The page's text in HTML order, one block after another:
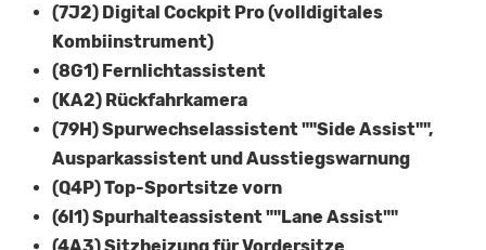
(7J2) Digital Cockpit Pro (volldigitales
Kombiinstrument)
(8G1) Fernlichtassistent
(KA2) Rückfahrkamera
(79H) Spurwechselassistent ""Side Assist"",
Ausparkassistent und Ausstiegswarnung
(Q4P) Top-Sportsitze vorn
(6I1) Spurhalteassistent ""Lane Assist""